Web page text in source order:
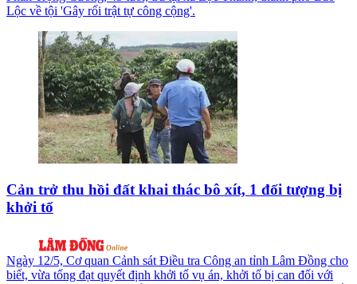
Lộc về tội 'Gây rối trật tự công cộng'.
Cản trở thu hồi đất khai thác bô xít, 1 đối tượng bị
khởi tố
Ngày 12/5, Cơ quan Cảnh sát Điều tra Công an tỉnh Lâm Đồng cho
biết, vừa tống đạt quyết định khởi tố vụ án, khởi tố bị can đối với